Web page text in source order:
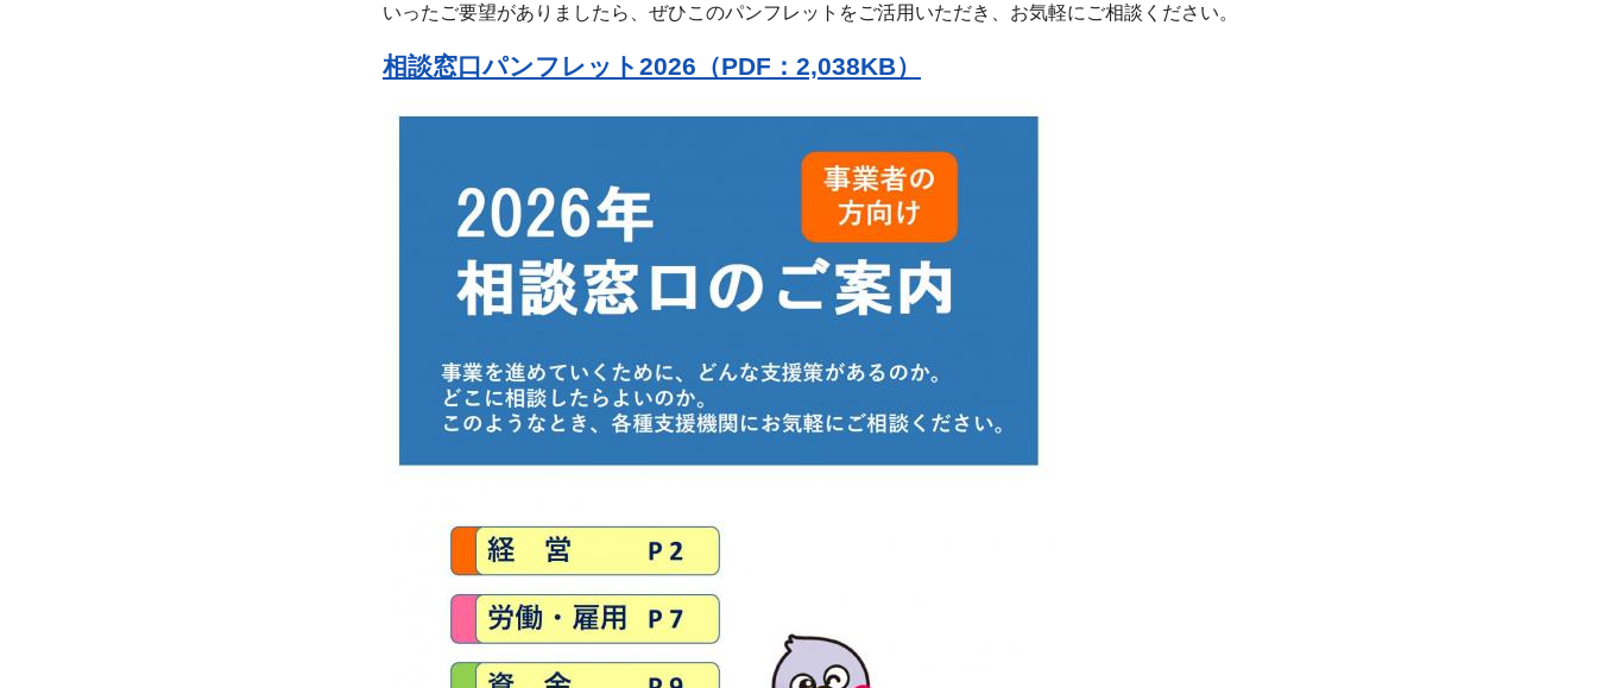
いったご要望がありましたら、ぜひこのパンフレットをご活用いただき、お気軽にご相談ください。
相談窓口パンフレット2026（PDF：2,038KB）